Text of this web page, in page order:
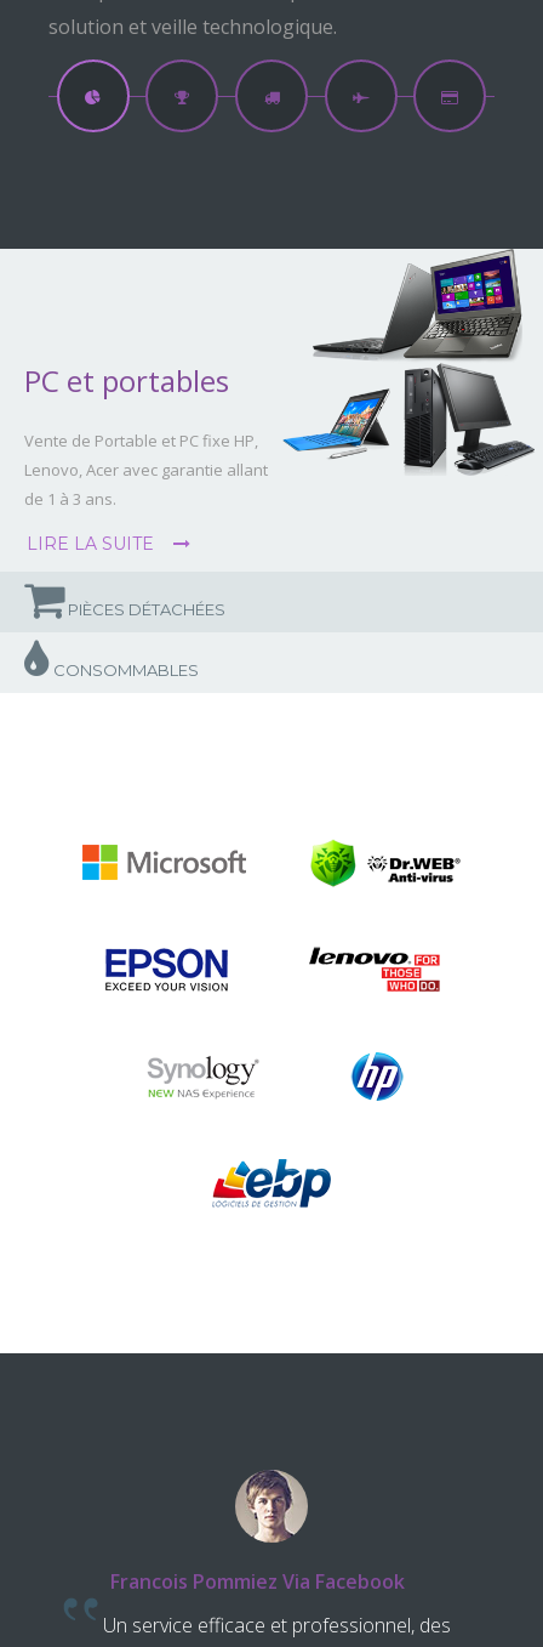
sécurité...
PC et portables
Vente de Portable et PC fixe HP,
Lenovo, Acer avec garantie allant
de 1 à 3 ans.
LIRE LA SUITE
PIÈCES DÉTACHÉES
CONSOMMABLES
des
Pierre, Dieselec
Une équipe sympa rapide et efficace,